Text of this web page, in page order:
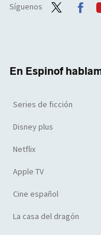
Síguenos
En Espinof
Series de ficción
Disney plus
Netflix
Apple TV
Cine español
La casa del dragón